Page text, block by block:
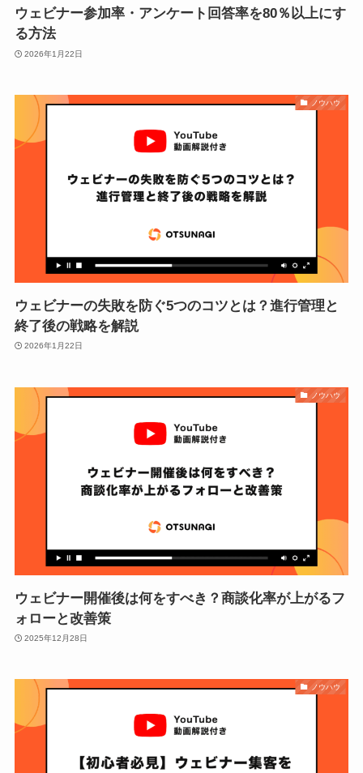
ウェビナー参加率・アンケート回答率を80％以上にす
る方法
2026年1月22日
ノウハウ
ウェビナーの失敗を防ぐ5つのコツとは？進行管理と
終了後の戦略を解説
2026年1月22日
ノウハウ
ウェビナー開催後は何をすべき？商談化率が上がるフ
ォローと改善策
2025年12月28日
ノウハウ